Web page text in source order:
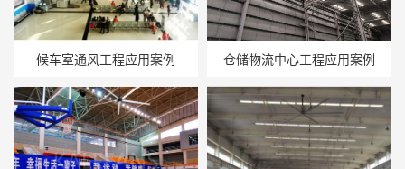
候车室通风工程应用案例 仓储物流中心工程应用案例